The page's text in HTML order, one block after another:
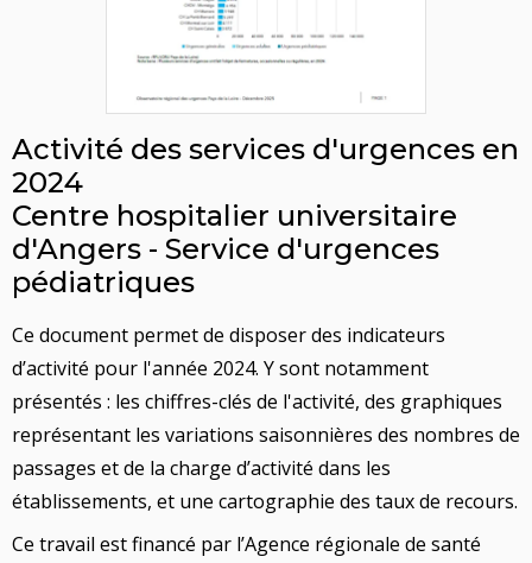
Activité des services d'urgences en
2024
Centre hospitalier universitaire
d'Angers - Service d'urgences
pédiatriques
Ce document permet de disposer des indicateurs
d’activité pour l'année 2024. Y sont notamment
présentés : les chiffres-clés de l'activité, des graphiques
représentant les variations saisonnières des nombres de
passages et de la charge d’activité dans les
établissements, et une cartographie des taux de recours.
Ce travail est financé par l’Agence régionale de santé